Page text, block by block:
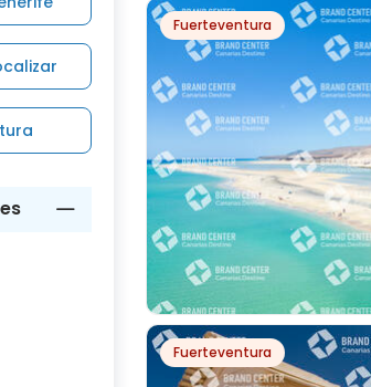
Fuerteventura
SOTAVENTO
Fuerteventura